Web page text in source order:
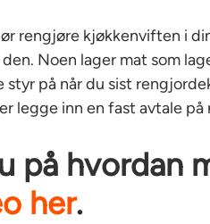
rengjøre kjøkkenviften i
Noen lager mat som
styr på når du sist
legge inn en fast avtale på
på hvordan
her.